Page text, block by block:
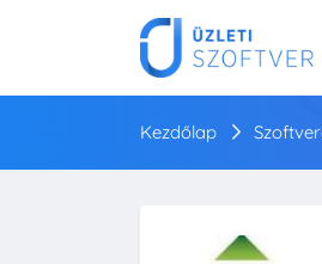
Kezdőlap